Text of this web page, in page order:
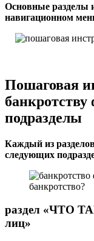
Основные разделы
навигационном
Пошаговая
подразделы
Каждый из
следующих
раздел «ЧТО
лиц»